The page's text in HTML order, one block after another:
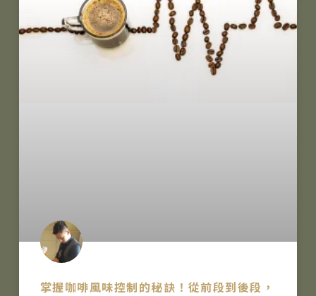
掌握咖啡風味控制的秘訣！從前段到後段，